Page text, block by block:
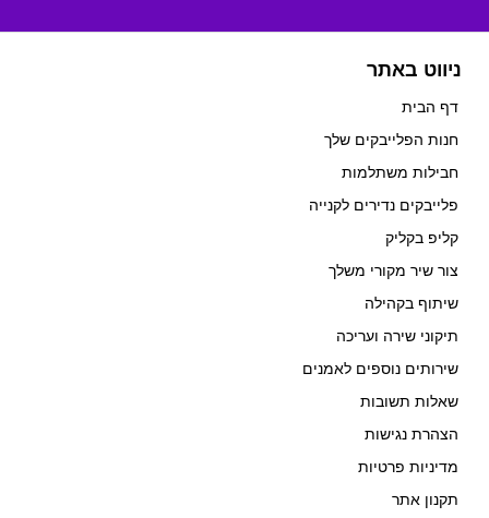
ניווט באתר
דף הבית
חנות הפלייבקים שלך
חבילות משתלמות
פלייבקים נדירים לקנייה
קליפ בקליק
צור שיר מקורי משלך
שיתוף בקהילה
תיקוני שירה ועריכה
שירותים נוספים לאמנים
שאלות תשובות
הצהרת נגישות
מדיניות פרטיות
תקנון אתר